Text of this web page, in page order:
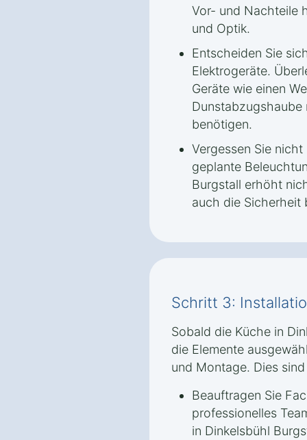
Vor- und Nachteile
und Optik.
Entscheiden Sie
Elektrogeräte.
Geräte wie einen
Dunstabzugshaube
benötigen.
Vergessen Sie
geplante
Burgstall erhöht
auch die Sicherheit
Schritt 3:
Sobald die Küche in
die Elemente
und Montage. Dies
Beauftragen Sie
professionelles
in Dinkelsbühl